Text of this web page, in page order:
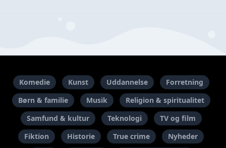
Komedie Kunst Uddannelse
Forretning
Børn & familie
Musik
Religion & spiritualitet
Samfund & kultur
Teknologi
TV og film
Fiktion
Historie True crime Nyheder